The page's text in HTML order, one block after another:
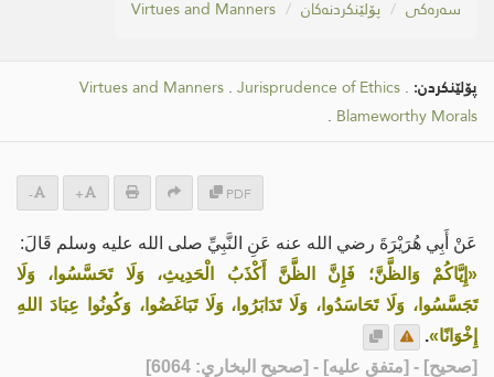
سه‌ره‌كی پۆلێنکردنەکان Virtues and Manners
پۆلێنکردن: Virtues and Manners . Jurisprudence of Ethics .
Blameworthy Morals
.
PDF
+
-
عَنْ أَبِي هُرَيْرَةَ رضي الله عنه عَنِ النَّبِيِّ صلى الله عليه وسلم قَالَ:
«إِيَّاكُمْ وَالظَّنَّ؛ فَإِنَّ الظَّنَّ أَكْذَبُ الْحَدِيثِ، وَلَا تَحَسَّسُوا، وَلَا
تَجَسَّسُوا، وَلَا تَحَاسَدُوا، وَلَا تَدَابَرُوا، وَلَا تَبَاغَضُوا، وَكُونُوا عِبَادَ اللهِ
إِخْوَانًا».
[صحيح] - [متفق عليه] - [صحيح البخاري: 6064]